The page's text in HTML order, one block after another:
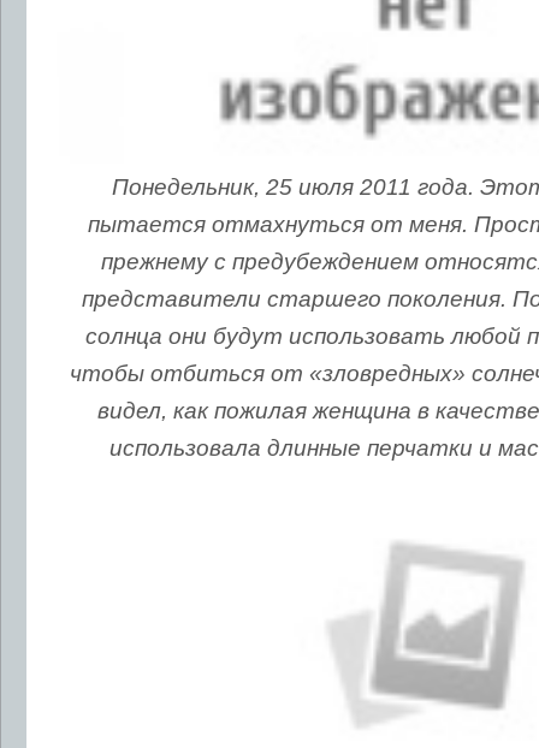
Понедельник, 25 июля 2011 года.
пытается отмахнуться от меня.
прежнему с предубеждением
представители старшего поколения.
солнца они будут использовать любой
чтобы отбиться от «зловредных»
видел, как пожилая женщина в
использовала длинные перчатки и